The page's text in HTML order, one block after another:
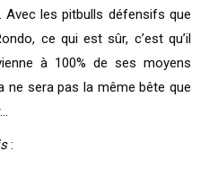
les pitbulls défensifs que
ce qui est sûr, c’est qu’il
à 100% de ses moyens
ne sera pas la même bête que
: